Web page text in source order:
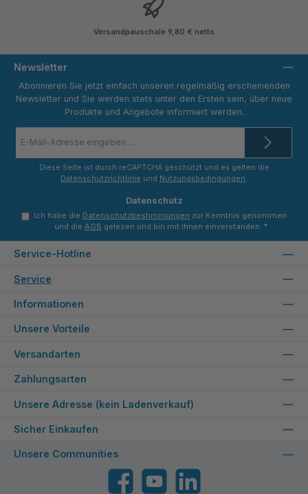
Versandpauschale 9,80 € netto
Newsletter
Abonnieren Sie jetzt einfach unseren regelmäßig erscheinenden
Newsletter und Sie werden stets unter den Ersten sein, über neue
Produkte und Angebote informiert werden.
Mail-
*
Diese Seite ist durch reCAPTCHA geschützt und es gelten die
Datenschutzrichtlinie und Nutzungsbedingungen.
Datenschutz
Ich habe die Datenschutzbestimmungen zur Kenntnis genommen
und die AGB gelesen und bin mit ihnen einverstanden. *
Service-Hotline
Service
Informationen
Unsere Vorteile
Versandarten
Zahlungsarten
Unsere Adresse (kein Ladenverkauf)
Sicher Einkaufen
Unsere Communities
FacebookYouTube